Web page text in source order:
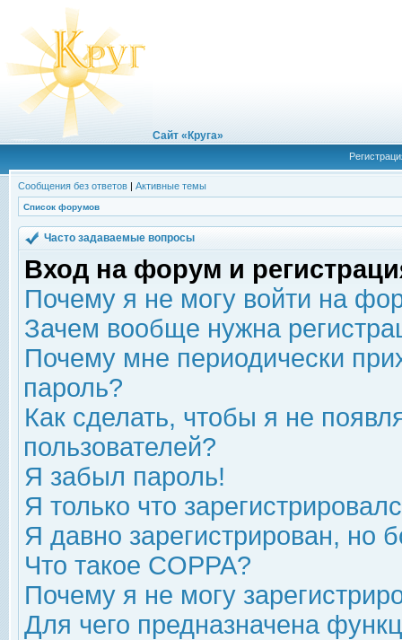
Сайт «Круга»
Сообщения без ответов | Активные темы
Список форумов
Часто задаваемые вопросы
Вход на форум и
Почему я не могу войти на
Зачем вообще нужна
Почему мне периодически
пароль?
Как сделать, чтобы я не
пользователей?
Я забыл пароль!
Я только что
Я давно зарегистрирован, но
Что такое COPPA?
Почему я не могу
Для чего предназначена